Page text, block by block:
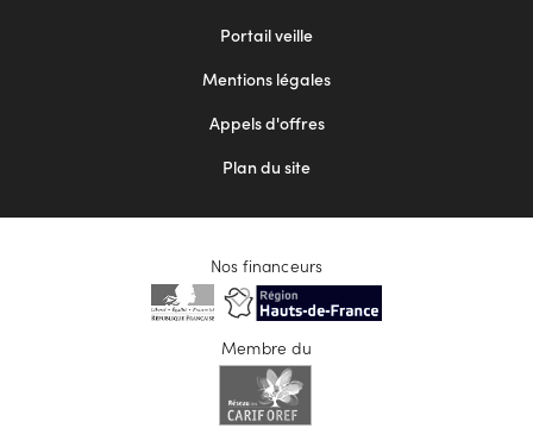
Portail veille
Mentions légales
Appels d'offres
Plan du site
Nos financeurs
Membre du